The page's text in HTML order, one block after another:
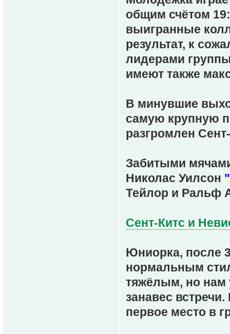
общим счётом
выигранные
результат, к
лидерами
имеют также
В минувшие
самую крупную
разгромлен
Забитыми
Николас Уилсон
Тейлор и Ральф
Сент-Китс и
Юниорка, после
нормальным
тяжёлым, но нам
занавес
первое место в